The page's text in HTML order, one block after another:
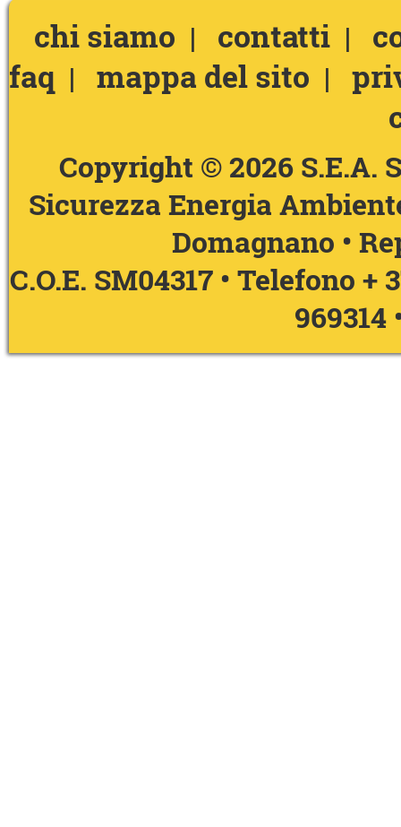
chi siamo | contatti |
faq | mappa del sito |
Copyright © 2026 S.E.A.
Sicurezza Energia
Domagnano •
C.O.E. SM04317 • Telefono +
969314